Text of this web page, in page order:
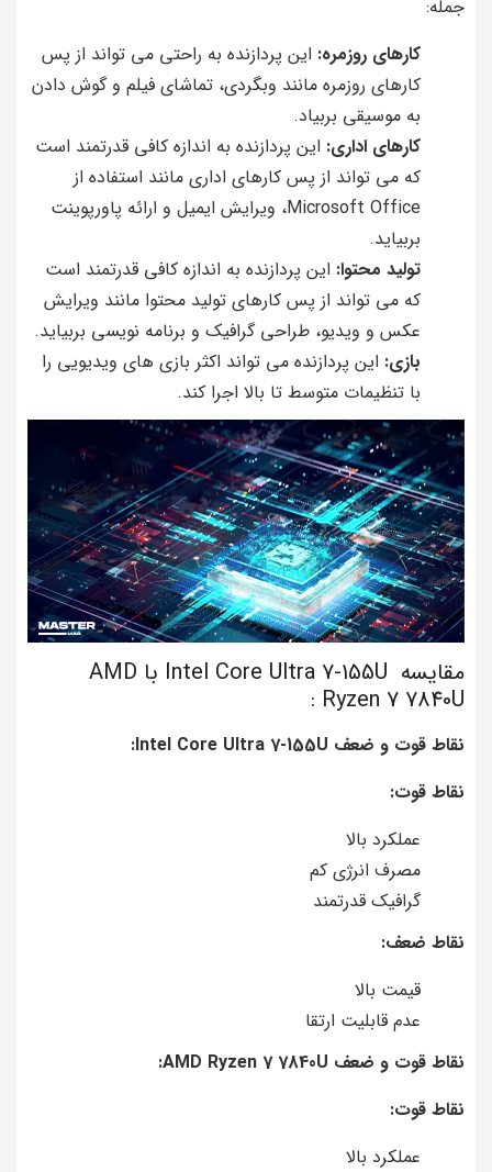
جمله:
کارهای روزمره: این پردازنده به راحتی می تواند از پس
کارهای روزمره مانند وبگردی، تماشای فیلم و گوش دادن
به موسیقی بربیاد.
کارهای اداری: این پردازنده به اندازه کافی قدرتمند است
که می تواند از پس کارهای اداری مانند استفاده از
Microsoft Office، ویرایش ایمیل و ارائه پاورپوینت
بربیاید.
تولید محتوا: این پردازنده به اندازه کافی قدرتمند است
که می تواند از پس کارهای تولید محتوا مانند ویرایش
عکس و ویدیو، طراحی گرافیک و برنامه نویسی بربیاید.
بازی: این پردازنده می تواند اکثر بازی های ویدیویی را
با تنظیمات متوسط ​​تا بالا اجرا کند.
مقایسه Intel Core Ultra 7-155U با AMD
Ryzen 7 7840U :
نقاط قوت و ضعف Intel Core Ultra 7-155U:
نقاط قوت:
عملکرد بالا
مصرف انرژی کم
گرافیک قدرتمند
نقاط ضعف:
قیمت بالا
عدم قابلیت ارتقا
نقاط قوت و ضعف AMD Ryzen 7 7840U:
نقاط قوت:
عملکرد بالا